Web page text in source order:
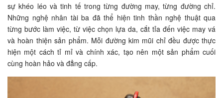
sự khéo léo và tinh tế trong từng đường may, từng đường chỉ.
Những nghệ nhân tài ba đã thể hiện tinh thần nghệ thuật qua
từng bước làm việc, từ việc chọn lựa da, cắt tỉa đến việc may vá
và hoàn thiện sản phẩm. Mỗi đường kim mũi chỉ đều được thực
hiện một cách tỉ mỉ và chính xác, tạo nên một sản phẩm cuối
cùng hoàn hảo và đẳng cấp.